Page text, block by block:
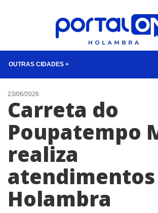
OUTRAS CIDADES +
NOTÍCIAS
LISTA DIGITAL
TELEFONES ÚTEIS
ANUNCIE
23/06/2026
Carreta do
Poupatempo
realiza
Holambra